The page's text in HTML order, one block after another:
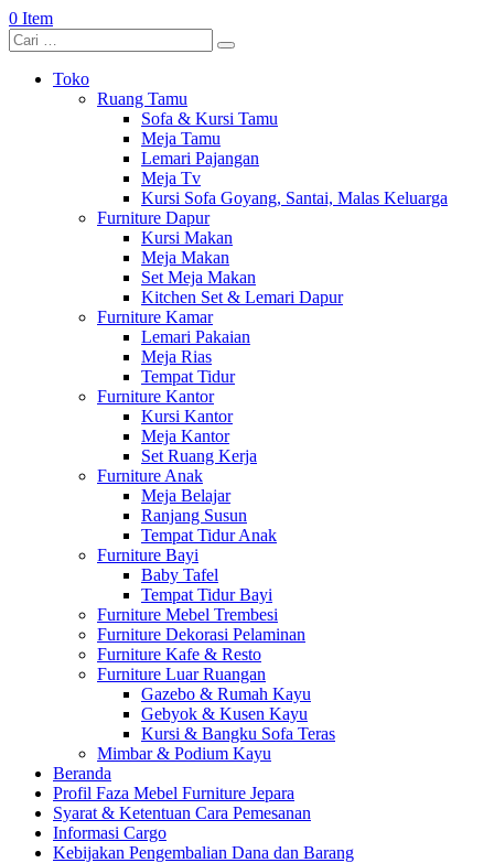
0 Item
Toko
Ruang Tamu
Sofa & Kursi Tamu
Meja Tamu
Lemari Pajangan
Meja Tv
Kursi Sofa Goyang, Santai, Malas Keluarga
Furniture Dapur
Kursi Makan
Meja Makan
Set Meja Makan
Kitchen Set & Lemari Dapur
Furniture Kamar
Lemari Pakaian
Meja Rias
Tempat Tidur
Furniture Kantor
Kursi Kantor
Meja Kantor
Set Ruang Kerja
Furniture Anak
Meja Belajar
Ranjang Susun
Tempat Tidur Anak
Furniture Bayi
Baby Tafel
Tempat Tidur Bayi
Furniture Mebel Trembesi
Furniture Dekorasi Pelaminan
Furniture Kafe & Resto
Furniture Luar Ruangan
Gazebo & Rumah Kayu
Gebyok & Kusen Kayu
Kursi & Bangku Sofa Teras
Mimbar & Podium Kayu
Beranda
Profil Faza Mebel Furniture Jepara
Syarat & Ketentuan Cara Pemesanan
Informasi Cargo
Kebijakan Pengembalian Dana dan Barang